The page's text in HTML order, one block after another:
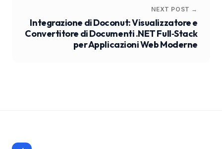
NEXT POST →
Integrazione di Doconut: Visualizzatore e
Convertitore di Documenti .NET Full‑Stack
per Applicazioni Web Moderne